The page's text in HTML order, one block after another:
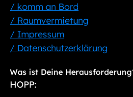
/ komm an Bord
/ Raumvermietung
/ Impressum
/ Datenschutzerklärung
Was ist Deine
HOPP: